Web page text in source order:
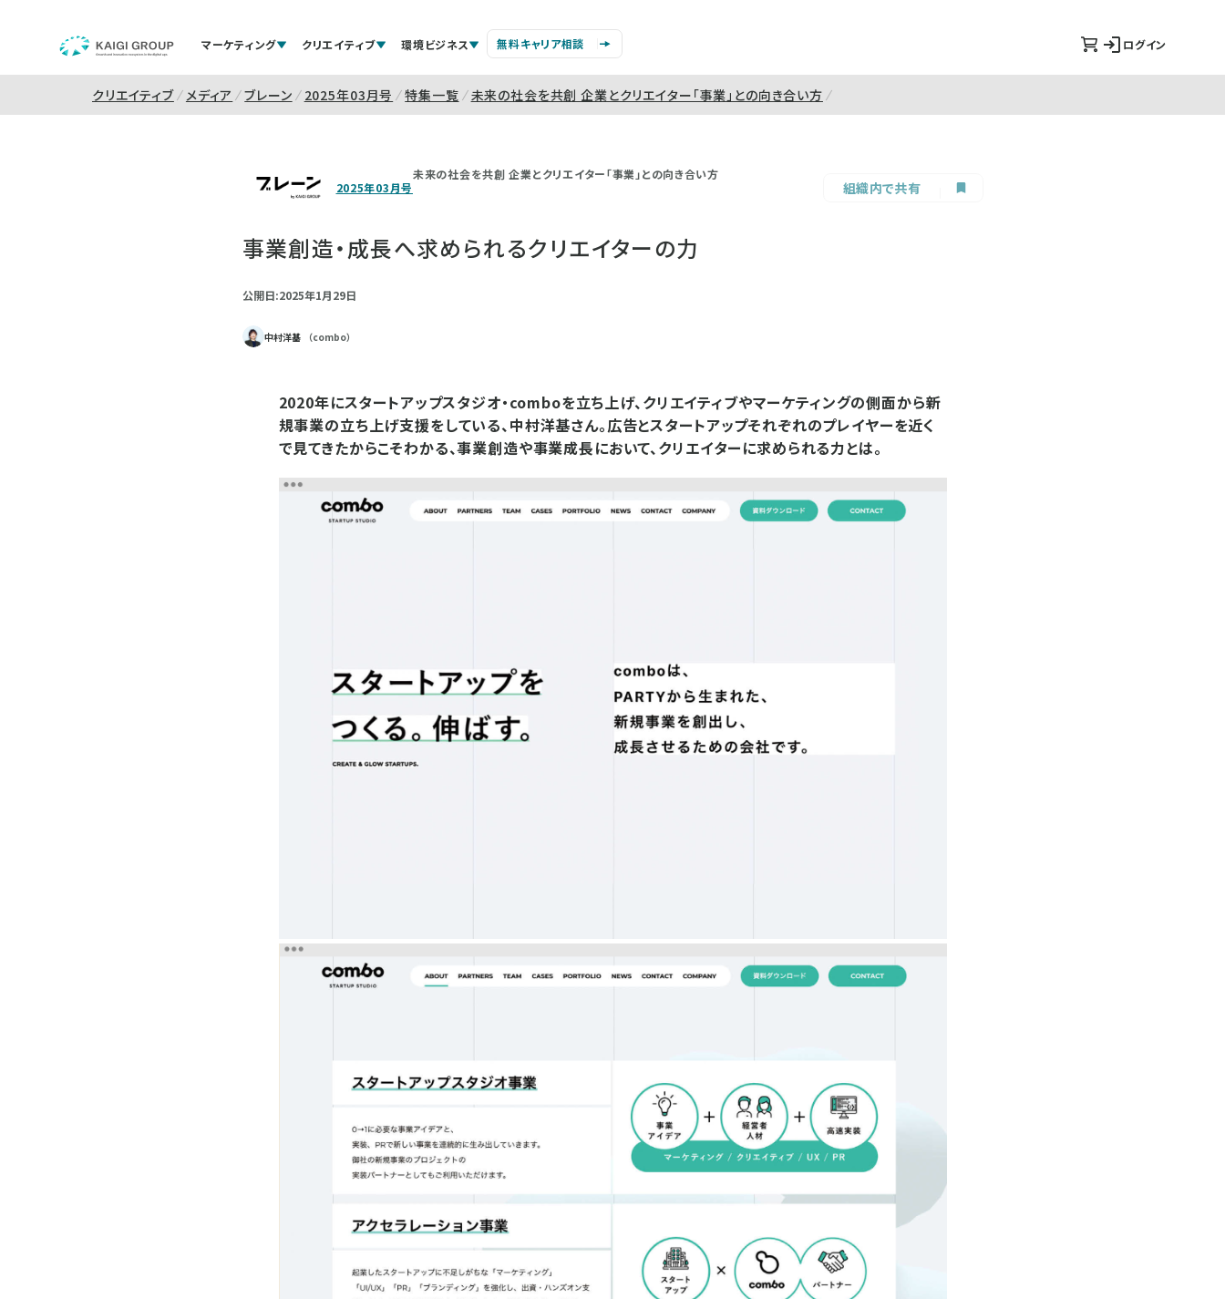
マーケティング クリエイティブ 環境ビジネス 無料キャリア相談 ログイン
クリエイティブ メディア ブレーン 2025年03月号 特集一覧 未来の社会を共創 企業とクリエイター「事業」との向き合い方
2025年03月号
未来の社会を共創 企業とクリエイター「事業」との向き合い方
組織内で共有
事業創造・成長へ求められるクリエイターの力
公開日:2025年1月29日
中村洋基 （combo）
2020年にスタートアップスタジオ・comboを立ち上げ、クリエイティブやマーケティングの側面から新
規事業の立ち上げ支援をしている、中村洋基さん。広告とスタートアップそれぞれのプレイヤーを近く
で見てきたからこそわかる、事業創造や事業成長において、クリエイターに求められる力とは。